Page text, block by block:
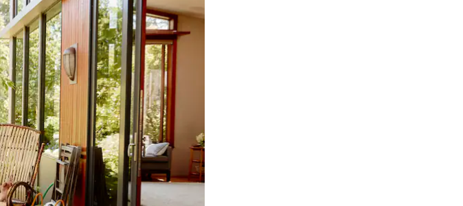
ou en appuyant et en faisant glisser.